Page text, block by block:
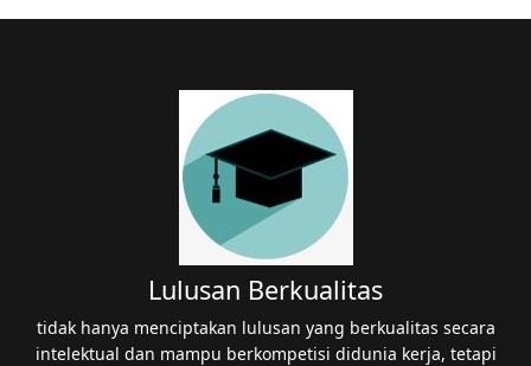
Lulusan Berkualitas
tidak hanya menciptakan lulusan yang berkualitas secara
intelektual dan mampu berkompetisi didunia kerja, tetapi